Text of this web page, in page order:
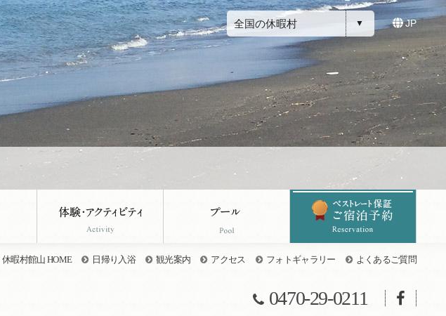
全国の休暇村 JP
休暇村館山 HOME 日帰り入浴 観光案内 アクセス フォトギャラリー よくあるご質問
0470-29-0211